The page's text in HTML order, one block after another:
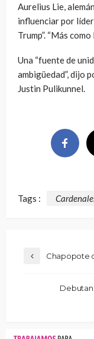
Aurelius Lie,
influenciar por
Trump”. “Más como
Una “fuente de
ambigüedad”, dijo
Justin Pulikunnel.
Tags :
Chapopote
Debutan